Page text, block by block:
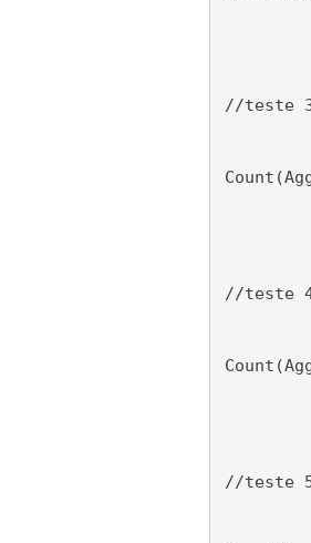
//teste
//teste
//teste